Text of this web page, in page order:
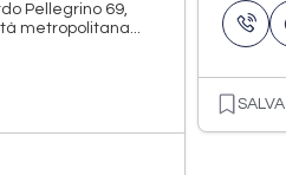
Pellegrino 69,
metropolitana...
SALVA